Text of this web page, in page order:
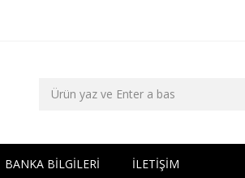
BANKA BİLGİLERİ İLETİŞİM